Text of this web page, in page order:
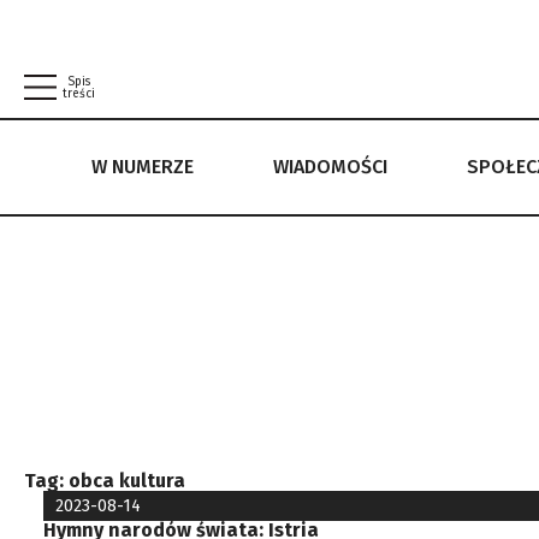
Spis
treści
W NUMERZE WIADOMOŚCI
W NUMERZE WIADOMOŚCI SPOŁECZEŃSTWO
Tag: obca kultura
2023-08-14
Hymny narodów świata: Istria